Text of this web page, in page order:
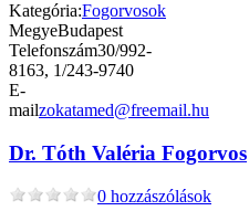
Kategória:Fogorvosok
MegyeBudapest
Telefonszám30/992-
8163, 1/243-9740
E-
mailzokatamed@freemail.hu
Dr. Tóth Valéria Fogorvos
0 hozzászólások